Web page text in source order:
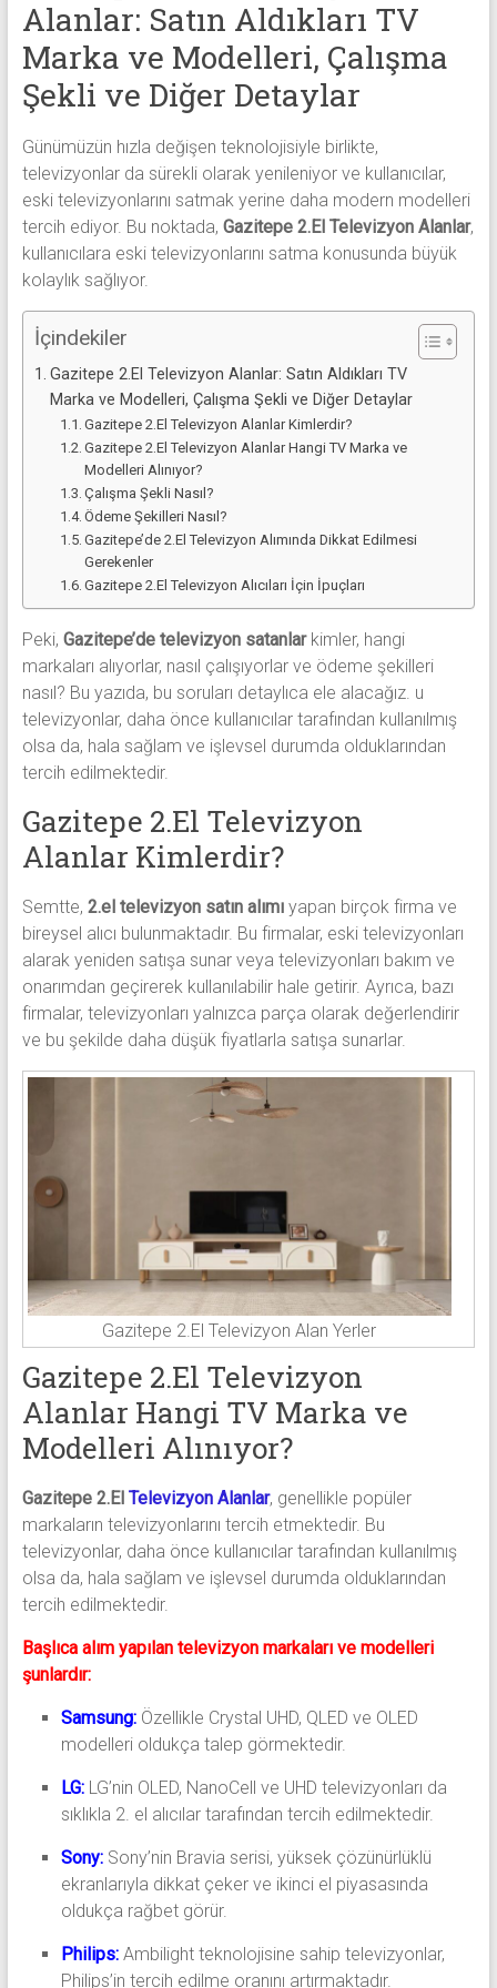
alanlar
adresten
alım
yapıyor
Alanlar: Satın Aldıkları TV
Marka ve Modelleri, Çalışma
Şekli ve Diğer Detaylar
Günümüzün hızla değişen teknolojisiyle birlikte,
televizyonlar da sürekli olarak yenileniyor ve kullanıcılar,
eski televizyonlarını satmak yerine daha modern modelleri
tercih ediyor. Bu noktada, Gazitepe 2.El Televizyon Alanlar,
kullanıcılara eski televizyonlarını satma konusunda büyük
kolaylık sağlıyor.
İçindekiler
Gazitepe 2.El Televizyon Alanlar: Satın Aldıkları TV
Marka ve Modelleri, Çalışma Şekli ve Diğer Detaylar
Gazitepe 2.El Televizyon Alanlar Kimlerdir?
Gazitepe 2.El Televizyon Alanlar Hangi TV Marka ve
Modelleri Alınıyor?
Çalışma Şekli Nasıl?
Ödeme Şekilleri Nasıl?
Gazitepe’de 2.El Televizyon Alımında Dikkat Edilmesi
Gerekenler
Gazitepe 2.El Televizyon Alıcıları İçin İpuçları
Peki, Gazitepe’de televizyon satanlarkimler, hangi
markaları alıyorlar, nasıl çalışıyorlar ve ödeme şekilleri
nasıl? Bu yazıda, bu soruları detaylıca ele alacağız. u
televizyonlar, daha önce kullanıcılar tarafından kullanılmış
olsa da, hala sağlam ve işlevsel durumda olduklarından
tercih edilmektedir.
Gazitepe 2.El Televizyon
Alanlar Kimlerdir?
Semtte, 2.el televizyon satın alımıyapan birçok firma ve
bireysel alıcı bulunmaktadır. Bu firmalar, eski televizyonları
alarak yeniden satışa sunar veya televizyonları bakım ve
onarımdan geçirerek kullanılabilir hale getirir. Ayrıca, bazı
firmalar, televizyonları yalnızca parça olarak değerlendirir
ve bu şekilde daha düşük fiyatlarla satışa sunarlar.
Gazitepe 2.El Televizyon Alan Yerler
Gazitepe 2.El Televizyon
Alanlar Hangi TV Marka ve
Modelleri Alınıyor?
Gazitepe 2.El Televizyon Alanlar, genellikle popüler
markaların televizyonlarını tercih etmektedir. Bu
televizyonlar, daha önce kullanıcılar tarafından kullanılmış
olsa da, hala sağlam ve işlevsel durumda olduklarından
tercih edilmektedir.
Başlıca alım yapılan televizyon markaları ve modelleri
şunlardır:
Samsung:Özellikle Crystal UHD, QLED ve OLED
modelleri oldukça talep görmektedir.
LG:LG’nin OLED, NanoCell ve UHD televizyonları da
sıklıkla 2. el alıcılar tarafından tercih edilmektedir.
Sony:Sony’nin Bravia serisi, yüksek çözünürlüklü
ekranlarıyla dikkat çeker ve ikinci el piyasasında
oldukça rağbet görür.
Philips:Ambilight teknolojisine sahip televizyonlar,
Philips’in tercih edilme oranını artırmaktadır.